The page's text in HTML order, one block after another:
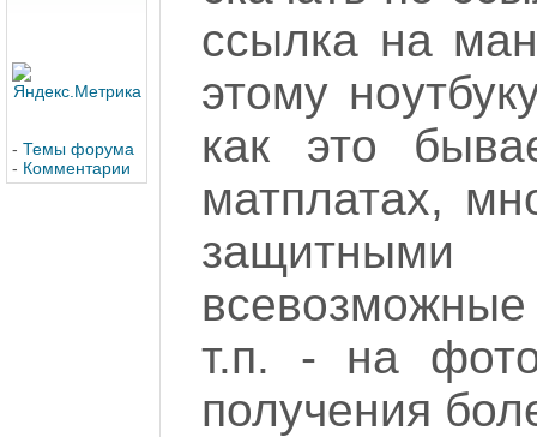
- Темы форума
- Комментарии
ссылка на
этому
как это
матплатах,
т.п. - на
получения